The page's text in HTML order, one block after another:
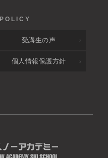
受講生の声
個人情報保護方針